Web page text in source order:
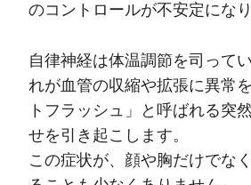
のコントロールが不安定になり
自律神経は体温調節を司って
れが血管の収縮や拡張に異常
トフラッシュ」と呼ばれる突
せを引き起こします。
この症状が、顔や胸だけでな